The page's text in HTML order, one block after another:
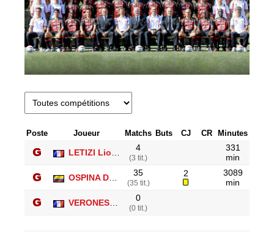
Poste Joueur Matchs Buts CJ CR Minutes
LETIZI Lionel 4
(3 tit.)
331
min
OSPINA David 35
(35 tit.)
2
3089
min
VERONESE Lucas 0
(0 tit.)